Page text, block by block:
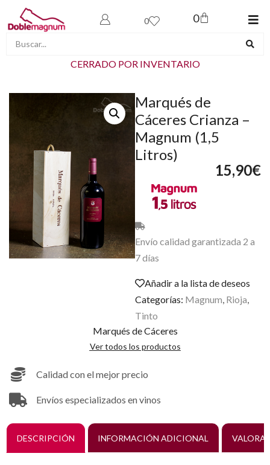
0 0
CERRADO POR INVENTARIO
Marqués de
Cáceres Crianza –
Magnum (1,5
Litros)
15,90€
Envío calidad garantizada 2 a
7 días
Añadir a la lista de deseos
Categorías: Magnum, Rioja,
Tinto
Marqués de Cáceres
Ver todos los productos
Calidad con el mejor precio
Envíos especializados en vinos
DESCRIPCIÓN INFORMACIÓN ADICIONAL